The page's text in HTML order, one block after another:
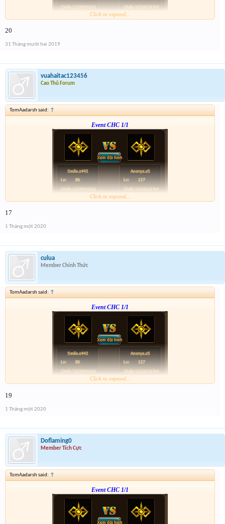
Click to expand...
20
31 Tháng mười hai 2019
vuahaitac123456
Cao Thủ Forum
TomAadarsh said: ↑
Event CHC 1/1
Click to expand...
17
1 Tháng một 2020
culua
Member Chính Thức
TomAadarsh said: ↑
Event CHC 1/1
Click to expand...
19
1 Tháng một 2020
Doflaming0
Member Tích Cực
TomAadarsh said: ↑
Event CHC 1/1